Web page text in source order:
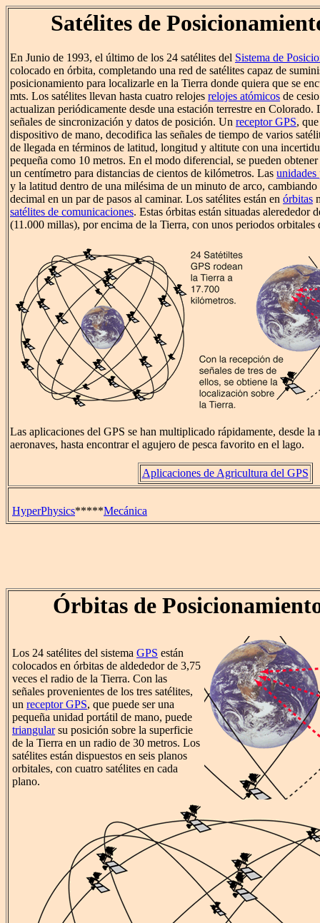
Satélites de
En Junio de 1993, el último de los 24 satélites del Sistema de
colocado en órbita, completando una red de satélites capaz de
posicionamiento para localizarle en la Tierra donde quiera que se
mts. Los satélites llevan hasta cuatro relojes relojes atómicos de
actualizan periódicamente desde una estación terrestre en Colorado.
señales de sincronización y datos de posición. Un receptor GPS,
dispositivo de mano, decodifica las señales de tiempo de varios
de llegada en términos de latitud, longitud y altitute con una
pequeña como 10 metros. En el modo diferencial, se pueden
un centímetro para distancias de cientos de kilómetros. Las unidades
y la latitud dentro de una milésima de un minuto de arco,
decimal en un par de pasos al caminar. Los satélites están en órbitas
satélites de comunicaciones. Estas órbitas están situadas alerededor
(11.000 millas), por encima de la Tierra, con unos periodos orbitales
Las aplicaciones del GPS se han multiplicado rápidamente, desde la
aeronaves, hasta encontrar el agujero de pesca favorito en el lago.
Aplicaciones de Agricultura del GPS
HyperPhysics*****Mecánica
Órbitas de
Los 24 satélites del sistema GPS están
colocados en órbitas de aldededor de 3,75
veces el radio de la Tierra. Con las
señales provenientes de los tres satélites,
un receptor GPS, que puede ser una
pequeña unidad portátil de mano, puede
triangularsu posición sobre la superficie
de la Tierra en un radio de 30 metros. Los
satélites están dispuestos en seis planos
orbitales, con cuatro satélites en cada
plano.